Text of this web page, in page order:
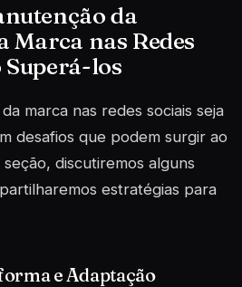
da
Marca nas Redes
Superá-los
marca nas redes sociais seja
desafios que podem surgir ao
discutiremos alguns
estratégias para
e Adaptação